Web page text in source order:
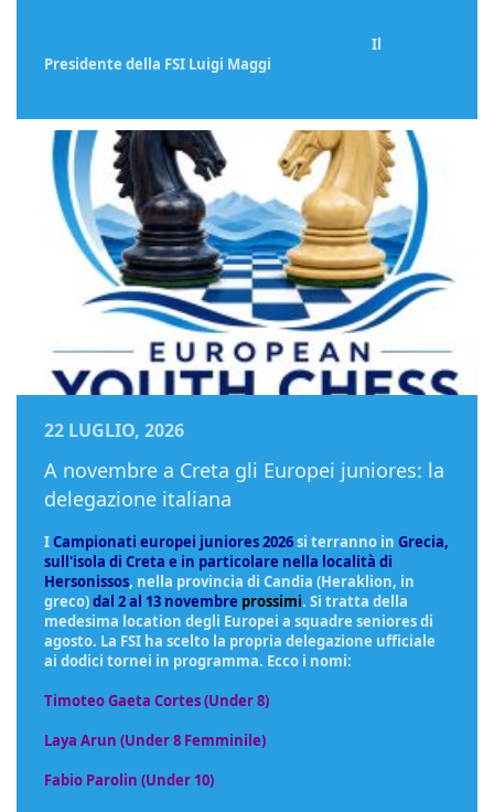
Il
Presidente della FSI Luigi Maggi
22 LUGLIO, 2026
A novembre a Creta gli Europei juniores: la
delegazione italiana
ICampionati europei juniores 2026si terranno in Grecia,
sull'isola di Creta e in particolare nella località di
Hersonissos, nella provincia di Candia (Heraklion, in
greco)dal 2 al 13 novembre prossimi. Si tratta della
medesima location degli Europei a squadre seniores di
agosto. La FSI ha scelto la propria delegazione ufficiale
ai dodici tornei in programma. Ecco i nomi:
Timoteo Gaeta Cortes (Under 8)
Laya Arun (Under 8 Femminile)
Fabio Parolin (Under 10)